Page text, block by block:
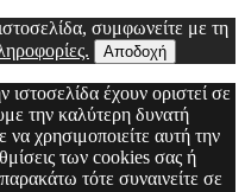
συμφωνείτε με τη
Αποδοχή
έχουν οριστεί σε
την καλύτερη δυνατή
να χρησιμοποιείτε αυτή την
των cookies σας ή
τότε συναινείτε σε